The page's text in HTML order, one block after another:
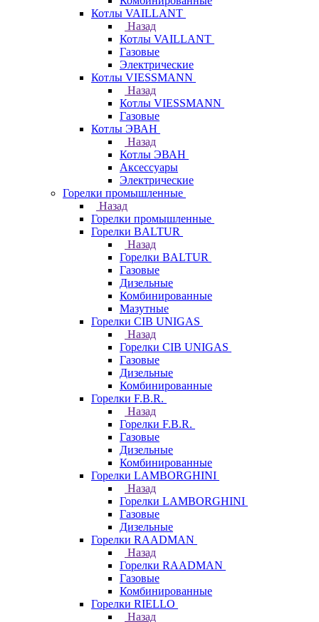
Котлы VAILLANT
Назад
Котлы VAILLANT
Газовые
Электрические
Котлы VIESSMANN
Назад
Котлы VIESSMANN
Газовые
Котлы ЭВАН
Назад
Котлы ЭВАН
Аксессуары
Электрические
Горелки промышленные
Назад
Горелки промышленные
Горелки BALTUR
Назад
Горелки BALTUR
Газовые
Дизельные
Комбинированные
Мазутные
Горелки CIB UNIGAS
Назад
Горелки CIB UNIGAS
Газовые
Дизельные
Комбинированные
Горелки F.B.R.
Назад
Горелки F.B.R.
Газовые
Дизельные
Комбинированные
Горелки LAMBORGHINI
Назад
Горелки LAMBORGHINI
Газовые
Дизельные
Горелки RAADMAN
Назад
Горелки RAADMAN
Газовые
Комбинированные
Горелки RIELLO
Назад